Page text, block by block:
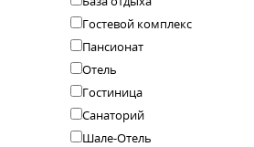
Гостевой комплекс
Пансионат
Отель
Гостиница
Санаторий
Шале-Отель